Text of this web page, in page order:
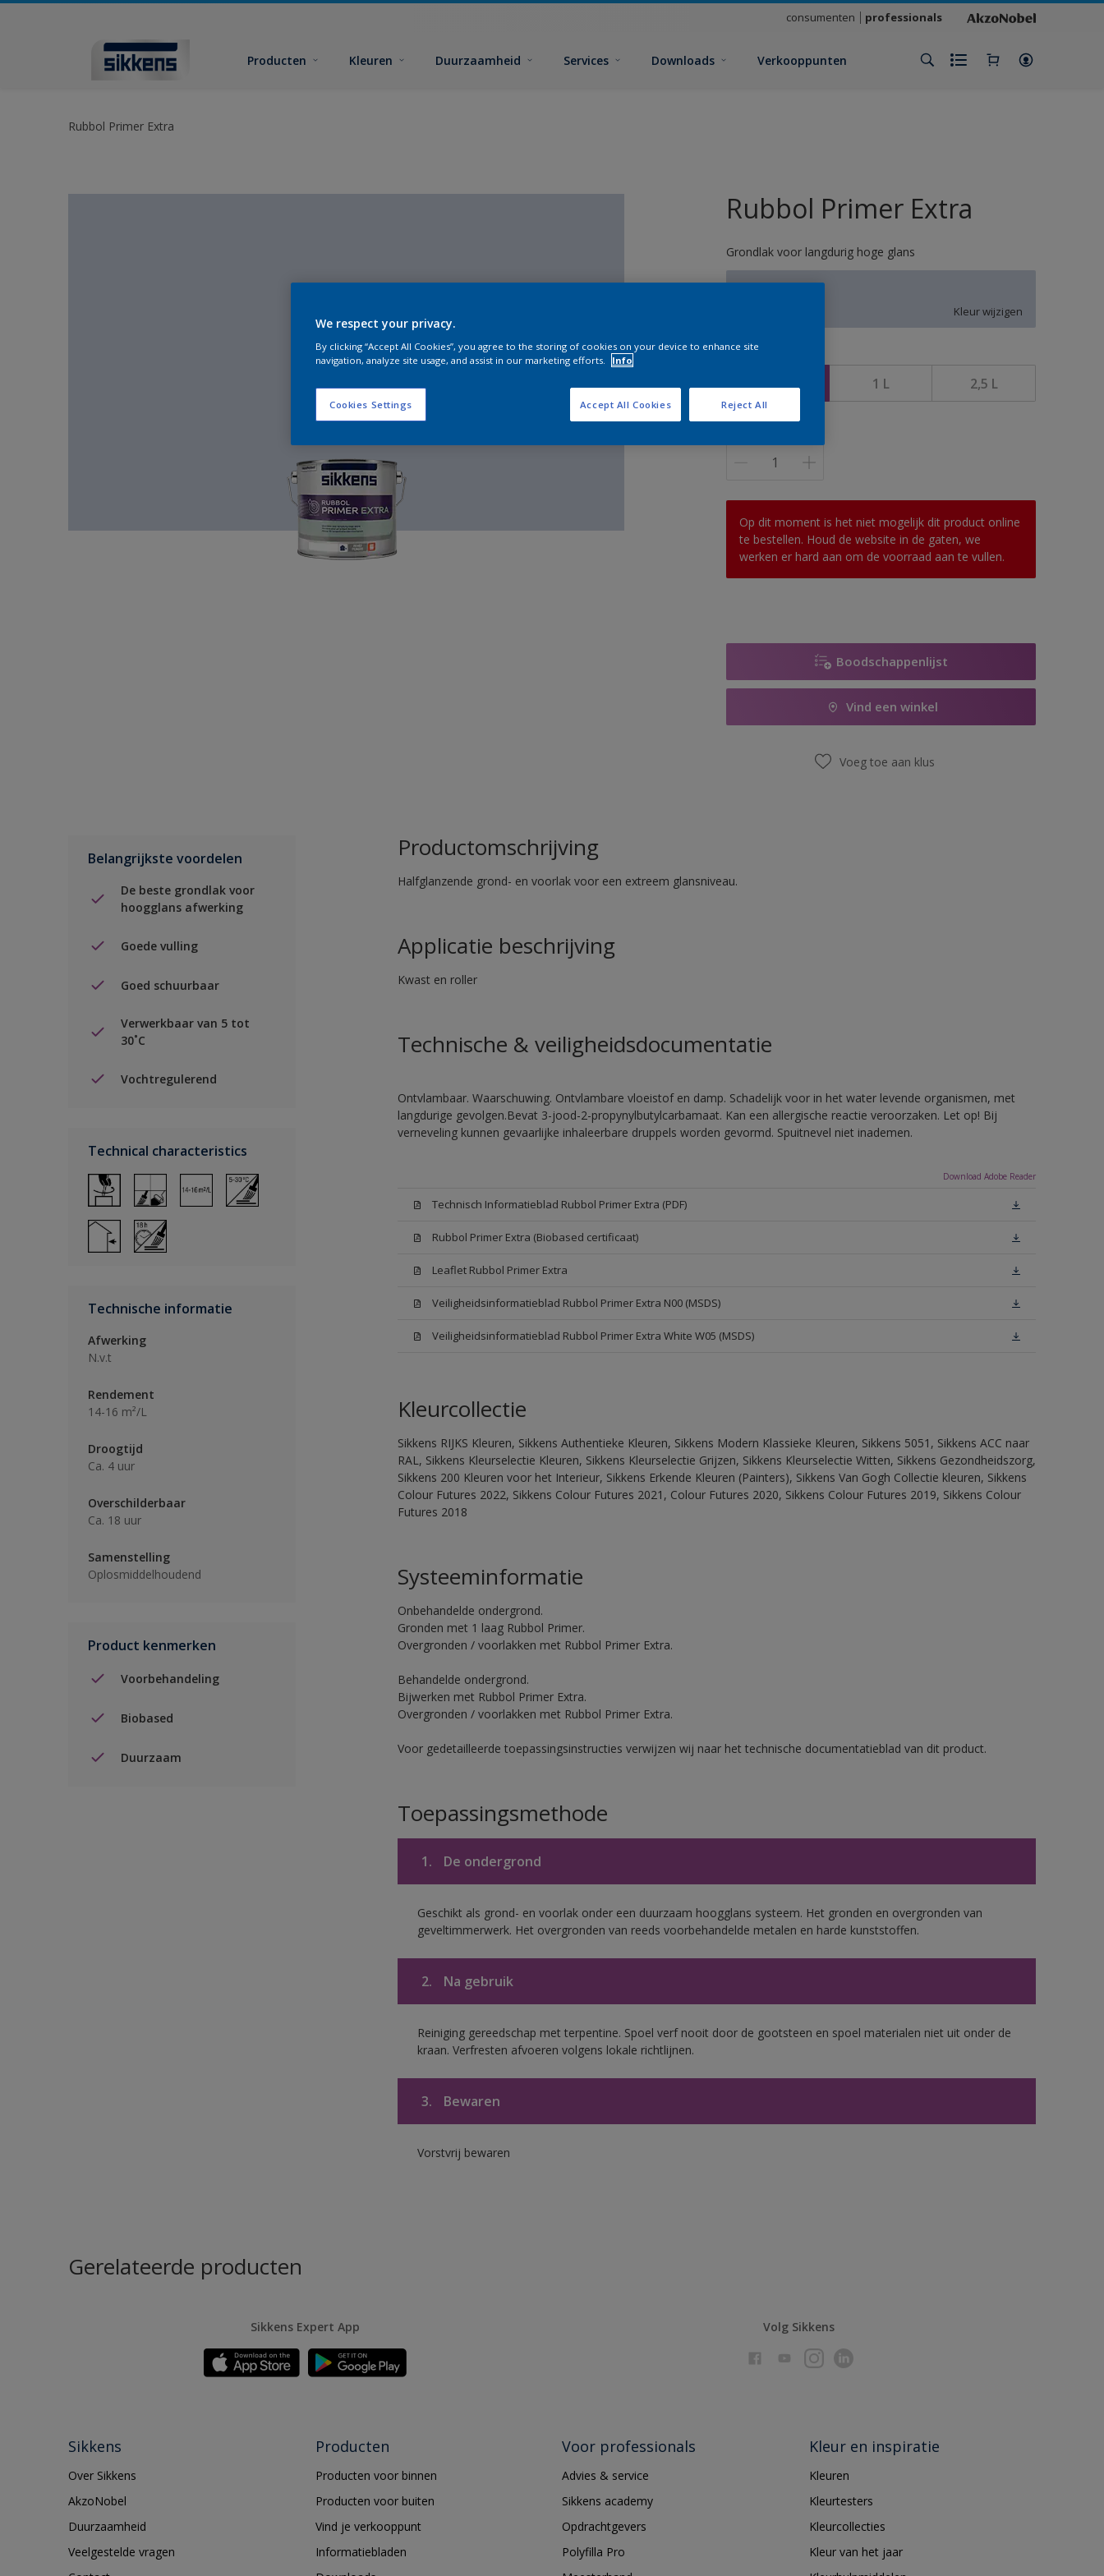
consumenten professionals
Producten Kleuren Duurzaamheid Services Downloads Verkooppunten
Rubbol Primer Extra
Rubbol Primer Extra
Grondlak voor langdurig hoge glans
Kleur wijzigen
0,5 L 1 L 2,5 L
Op dit moment is het niet mogelijk dit product online
te bestellen. Houd de website in de gaten, we
werken er hard aan om de voorraad aan te vullen.
Boodschappenlijst
Vind een winkel
Voeg toe aan klus
Belangrijkste voordelen
De beste grondlak voor
hoogglans afwerking
Goede vulling
Goed schuurbaar
Verwerkbaar van 5 tot
30˚C
Vochtregulerend
Technical characteristics
Technische informatie
Afwerking
N.v.t
Rendement
14-16 m²/L
Droogtijd
Ca. 4 uur
Overschilderbaar
Ca. 18 uur
Samenstelling
Oplosmiddelhoudend
Product kenmerken
Voorbehandeling
Biobased
Duurzaam
Productomschrijving
Halfglanzende grond- en voorlak voor een extreem glansniveau.
Applicatie beschrijving
Kwast en roller
Technische & veiligheidsdocumentatie
Ontvlambaar. Waarschuwing. Ontvlambare vloeistof en damp. Schadelijk voor in het water levende organismen, met
langdurige gevolgen.Bevat 3-jood-2-propynylbutylcarbamaat. Kan een allergische reactie veroorzaken. Let op! Bij
verneveling kunnen gevaarlijke inhaleerbare druppels worden gevormd. Spuitnevel niet inademen.
Download Adobe Reader
Technisch Informatieblad Rubbol Primer Extra (PDF)
Rubbol Primer Extra (Biobased certificaat)
Leaflet Rubbol Primer Extra
Veiligheidsinformatieblad Rubbol Primer Extra N00 (MSDS)
Veiligheidsinformatieblad Rubbol Primer Extra White W05 (MSDS)
Kleurcollectie
Sikkens RIJKS Kleuren, Sikkens Authentieke Kleuren, Sikkens Modern Klassieke Kleuren, Sikkens 5051, Sikkens ACC naar
RAL, Sikkens Kleurselectie Kleuren, Sikkens Kleurselectie Grijzen, Sikkens Kleurselectie Witten, Sikkens Gezondheidszorg,
Sikkens 200 Kleuren voor het Interieur, Sikkens Erkende Kleuren (Painters), Sikkens Van Gogh Collectie kleuren, Sikkens
Colour Futures 2022, Sikkens Colour Futures 2021, Colour Futures 2020, Sikkens Colour Futures 2019, Sikkens Colour
Futures 2018
Systeeminformatie
Onbehandelde ondergrond.
Gronden met 1 laag Rubbol Primer.
Overgronden / voorlakken met Rubbol Primer Extra.
Behandelde ondergrond.
Bijwerken met Rubbol Primer Extra.
Overgronden / voorlakken met Rubbol Primer Extra.
Voor gedetailleerde toepassingsinstructies verwijzen wij naar het technische documentatieblad van dit product.
Toepassingsmethode
1. De ondergrond
Geschikt als grond- en voorlak onder een duurzaam hoogglans systeem. Het gronden en overgronden van
geveltimmerwerk. Het overgronden van reeds voorbehandelde metalen en harde kunststoffen.
2. Na gebruik
Reiniging gereedschap met terpentine. Spoel verf nooit door de gootsteen en spoel materialen niet uit onder de
kraan. Verfresten afvoeren volgens lokale richtlijnen.
3. Bewaren
Vorstvrij bewaren
Gerelateerde producten
Sikkens Expert App Volg Sikkens
Sikkens
Over Sikkens
AkzoNobel
Duurzaamheid
Veelgestelde vragen
Producten
Producten voor binnen
Producten voor buiten
Vind je verkooppunt
Informatiebladen
Voor professionals
Advies & service
Sikkens academy
Opdrachtgevers
Polyfilla Pro
Kleur en inspiratie
Kleuren
Kleurtesters
Kleurcollecties
Kleur van het jaar
We respect your privacy.
By clicking “Accept All Cookies”, you agree to the storing of cookies on your device to enhance site
navigation, analyze site usage, and assist in our marketing efforts.
Info
Cookies Settings Reject All
Accept All Cookies